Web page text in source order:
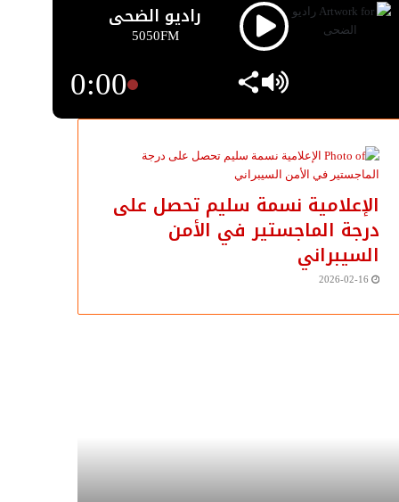
راديو الضحى
5050FM
0:00
الإعلامية نسمة سليم تحصل على
درجة الماجستير في الأمن
السيبراني
2026-02-16